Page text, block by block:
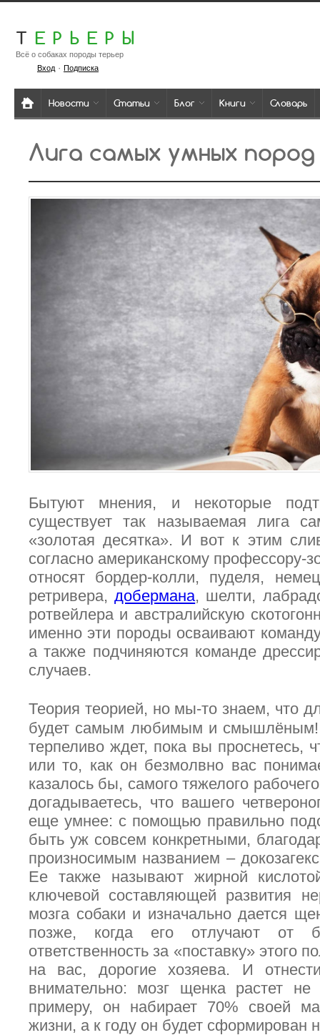
Т ЕРЬЕРЫ
Всё о собаках породы терьер
Вход· Подписка
Новости Статьи Блог Книги Словарь
Лига самых умных пород
Бытуют мнения, и некоторые
существует так называемая лига
«золотая десятка». И вот к этим
согласно американскому профессору-
относят бордер-колли, пуделя,
ретривера,добермана, шелти,
ротвейлера и австралийскую
именно эти породы осваивают
а также подчиняются команде
случаев.
Теория теорией, но мы-то знаем, что
будет самым любимым и смышлёным!
терпеливо ждет, пока вы проснетесь,
или то, как он безмолвно вас
казалось бы, самого тяжелого
догадываетесь, что вашего
еще умнее: с помощью правильно
быть уж совсем конкретными,
произносимым названием –
Ее также называют жирной
ключевой составляющей развития
мозга собаки и изначально дается
позже, когда его отлучают от
ответственность за «поставку» этого
на вас, дорогие хозяева. И
внимательно: мозг щенка растет
примеру, он набирает 70% своей
жизни, а к году он будет сформирован